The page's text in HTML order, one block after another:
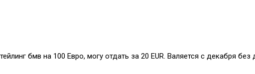
бмв на 100 Евро, могу отдать за 20 EUR. Валяется с декабря без